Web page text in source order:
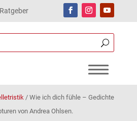
/ Wie ich dich fühle – Gedichte
von Andrea Ohlsen.